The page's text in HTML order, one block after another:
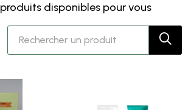
produits disponibles pour vous